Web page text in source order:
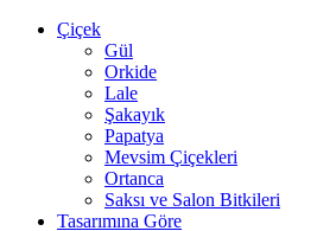
Çiçek
Gül
Orkide
Lale
Şakayık
Papatya
Mevsim Çiçekleri
Ortanca
Saksı ve Salon Bitkileri
Tasarımına Göre